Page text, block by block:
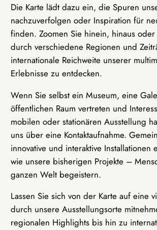
Die Karte lädt dazu ein, die Spuren
nachzuverfolgen oder Inspiration für
finden. Zoomen Sie hinein, hinaus
durch verschiedene Regionen und
internationale Reichweite unserer
Erlebnisse zu entdecken.
Wenn Sie selbst ein Museum, eine
öffentlichen Raum vertreten und
mobilen oder stationären Ausstellung
uns über eine Kontaktaufnahme.
innovative und interaktive
wie unsere bisherigen Projekte –
ganzen Welt begeistern.
Lassen Sie sich von der Karte auf eine
durch unsere Ausstellungsorte
regionalen Highlights bis hin zu